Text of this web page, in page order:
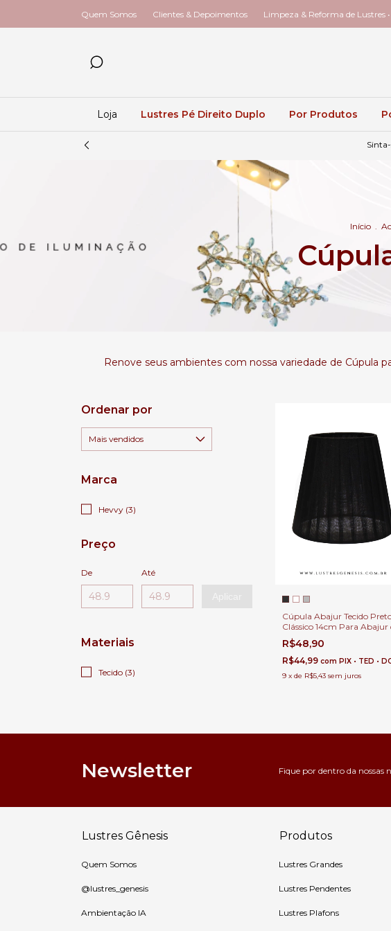
Quem Somos Clientes & Depoimentos Limpeza & Reforma de Lustres •
Loja Lustres Pé Direito Duplo Por Produtos
Início .
Renove seus ambientes com nossa variedade de Cúpula
Ordenar por
Marca
Hevvy (3)
Preço
De Até
Materiais
Tecido (3)
Cúpula Abajur Tecido
Clássico 14cm Para Abajur
Mesa e Abajur de Chão Ideal
para Quartos e Cabeceira de
Cama
R$48,90
R$44,99 com PIX • TED •
9 x de R$5,43 sem juros
Newsletter Fique por dentro da nossas
Lustres Gênesis
Quem Somos
@lustres_genesis
Ambientação IA
Produtos
Lustres Grandes
Lustres Pendentes
Lustres Plafons